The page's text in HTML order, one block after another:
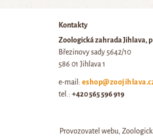
Kontakty
Zoologická zahrada Jihlava,
Březinovy sady 5642/10
586 01 Jihlava 1
e-mail:
tel.: +420 565 596 919
Provozovatel webu,